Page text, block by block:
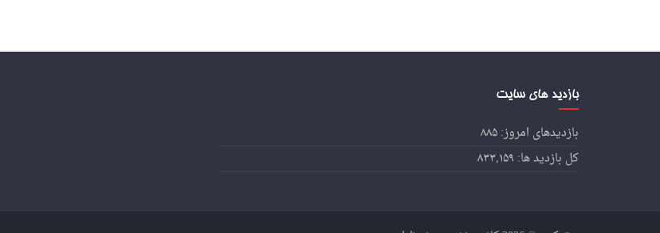
بازدید های سایت
بازدیدهای امروز:۸۸۵
کل بازدید ها: ۸۳۳,۱۵۹